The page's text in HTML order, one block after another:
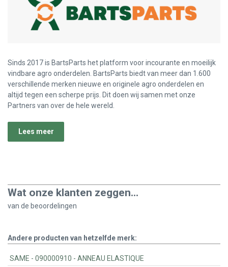
Sinds 2017 is BartsParts het platform voor incourante en moeilijk
vindbare agro onderdelen. BartsParts biedt van meer dan 1.600
verschillende merken nieuwe en originele agro onderdelen en
altijd tegen een scherpe prijs. Dit doen wij samen met onze
Partners van over de hele wereld.
Lees meer
Wat onze klanten zeggen...
van de beoordelingen
Andere producten van hetzelfde merk:
SAME - 090000910 - ANNEAU ELASTIQUE